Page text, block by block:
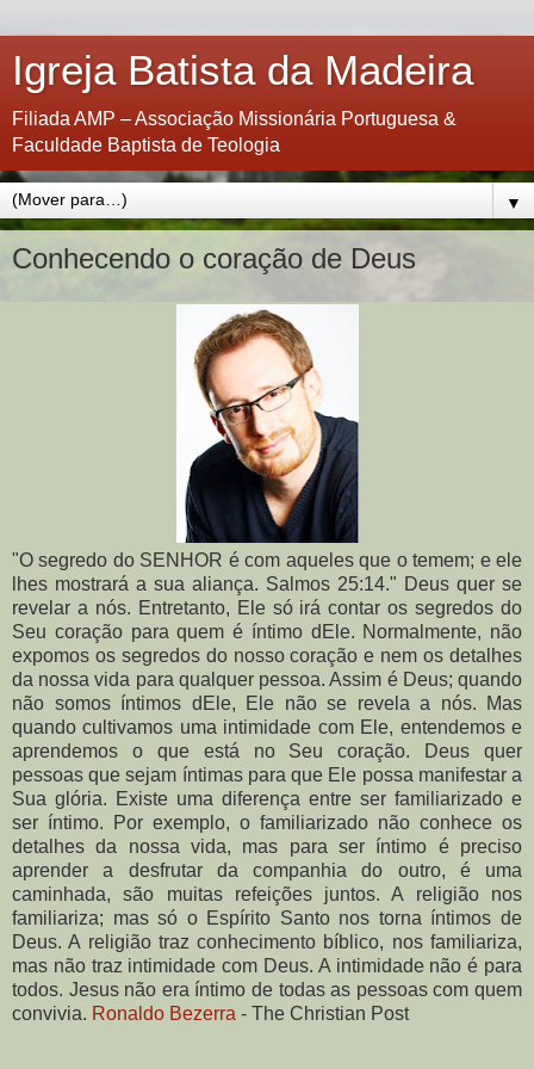
Igreja Batista da Madeira
Filiada AMP – Associação Missionária Portuguesa &
Faculdade Baptista de Teologia
▼
Conhecendo o coração de Deus
"O segredo do SENHOR é com aqueles que o temem; e ele
lhes mostrará a sua aliança. Salmos 25:14." Deus quer se
revelar a nós. Entretanto, Ele só irá contar os segredos do
Seu coração para quem é íntimo dEle. Normalmente, não
expomos os segredos do nosso coração e nem os detalhes
da nossa vida para qualquer pessoa. Assim é Deus; quando
não somos íntimos dEle, Ele não se revela a nós. Mas
quando cultivamos uma intimidade com Ele, entendemos e
aprendemos o que está no Seu coração. Deus quer
pessoas que sejam íntimas para que Ele possa manifestar a
Sua glória. Existe uma diferença entre ser familiarizado e
ser íntimo. Por exemplo, o familiarizado não conhece os
detalhes da nossa vida, mas para ser íntimo é preciso
aprender a desfrutar da companhia do outro, é uma
caminhada, são muitas refeições juntos. A religião nos
familiariza; mas só o Espírito Santo nos torna íntimos de
Deus. A religião traz conhecimento bíblico, nos familiariza,
mas não traz intimidade com Deus. A intimidade não é para
todos. Jesus não era íntimo de todas as pessoas com quem
convivia. Ronaldo Bezerra - The Christian Post